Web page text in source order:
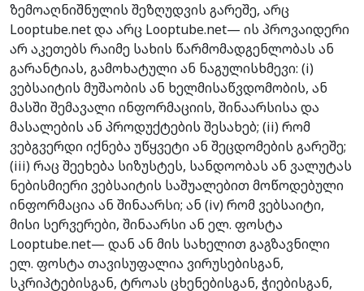
ზემოაღნიშნულის შეზღუდვის გარეშე, არც
Looptube.net და არც Looptube.net— ის პროვაიდერი
არ აკეთებს რაიმე სახის წარმომადგენლობას ან
გარანტიას, გამოხატული ან ნაგულისხმევი: (i)
ვებსაიტის მუშაობის ან ხელმისაწვდომობის, ან
მასში შემავალი ინფორმაციის, შინაარსისა და
მასალების ან პროდუქტების შესახებ; (ii) რომ
ვებგვერდი იქნება უწყვეტი ან შეცდომების გარეშე;
(iii) რაც შეეხება სიზუსტეს, სანდოობას ან ვალუტას
ნებისმიერი ვებსაიტის საშუალებით მოწოდებული
ინფორმაცია ან შინაარსი; ან (iv) რომ ვებსაიტი,
მისი სერვერები, შინაარსი ან ელ. ფოსტა
Looptube.net— დან ან მის სახელით გაგზავნილი
ელ. ფოსტა თავისუფალია ვირუსებისგან,
სკრიპტებისგან, ტროას ცხენებისგან, ჭიებისგან,